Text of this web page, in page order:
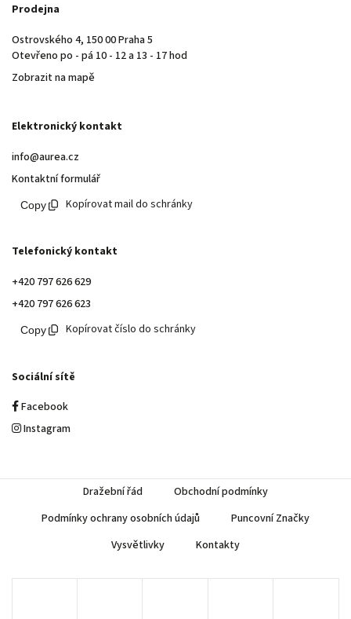
Prodejna
Ostrovského 4, 150 00 Praha 5
Otevřeno po - pá 10 - 12 a 13 - 17 hod
Zobrazit na mapě
Elektronický kontakt
info@aurea.cz
Kontaktní formulář
Kopírovat mail do schránky
Telefonický kontakt
+420 797 626 629
+420 797 626 623
Kopírovat číslo do schránky
Sociální sítě
Facebook
Instagram
Dražební řád
Obchodní podmínky
Podmínky ochrany osobních údajů
Puncovní Značky
Vysvětlivky
Kontakty